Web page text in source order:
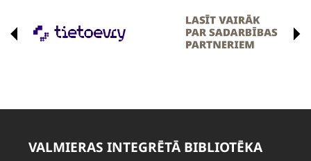
VALMIERAS INTEGRĒTĀ BIBLIOTĒKA